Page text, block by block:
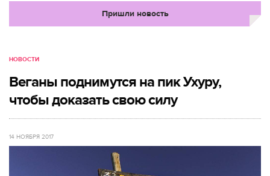
Пришли новость
НОВОСТИ
Веганы поднимутся на пик Ухуру,
чтобы доказать свою силу
14 НОЯБРЯ 2017